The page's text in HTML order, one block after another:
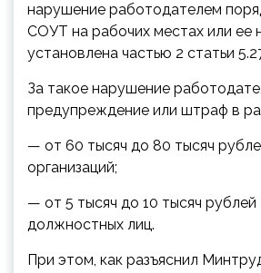
нарушение работодателем
СОУТ на рабочих местах или ее
установлена частью 2 статьи
За такое нарушение
предупреждение или штраф в
— от 60 тысяч до 80 тысяч
организаций;
— от 5 тысяч до 10 тысяч
должностных лиц.
При этом, как разъяснил